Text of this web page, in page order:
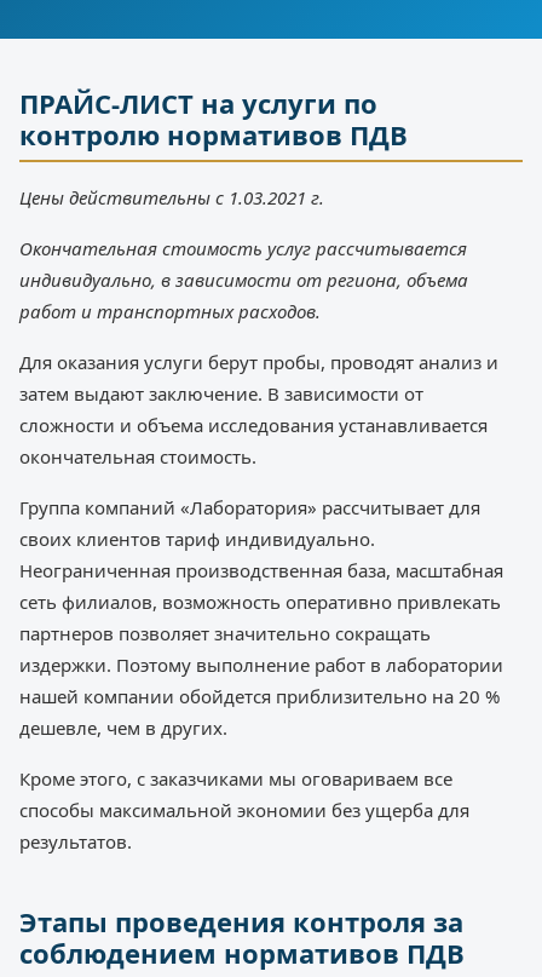
ПРАЙС-ЛИСТ на услуги по
контролю нормативов ПДВ
Цены действительны с 1.03.2021 г.
Окончательная стоимость услуг рассчитывается
индивидуально, в зависимости от региона, объема
работ и транспортных расходов.
Для оказания услуги берут пробы, проводят анализ и
затем выдают заключение. В зависимости от
сложности и объема исследования устанавливается
окончательная стоимость.
Группа компаний «Лаборатория» рассчитывает для
своих клиентов тариф индивидуально.
Неограниченная производственная база, масштабная
сеть филиалов, возможность оперативно привлекать
партнеров позволяет значительно сокращать
издержки. Поэтому выполнение работ в лаборатории
нашей компании обойдется приблизительно на 20 %
дешевле, чем в других.
Кроме этого, с заказчиками мы оговариваем все
способы максимальной экономии без ущерба для
результатов.
Этапы проведения контроля за
соблюдением нормативов ПДВ